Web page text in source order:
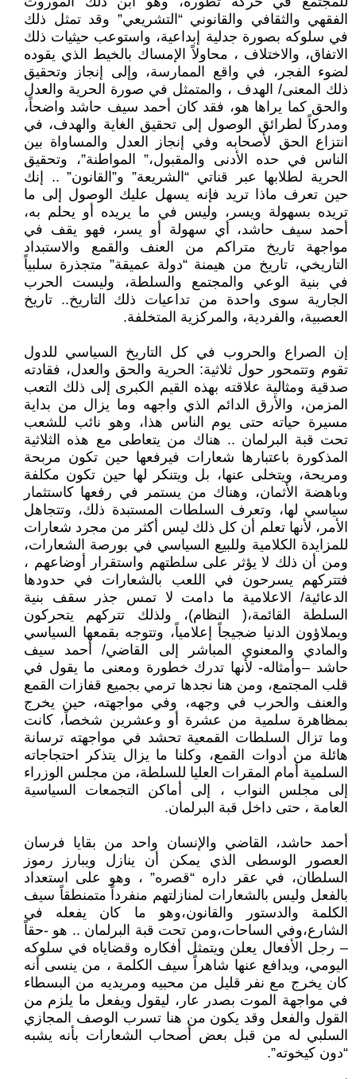
الفقهي والثقافي والقانوني “التشريعي” وقد تمثل ذلك
في سلوكه بصورة جدلية إبداعية، واستوعب حيثيات ذلك
الاتفاق، والاختلاف ، محاولاً الإمساك بالخيط الذي يقوده
لضوء الفجر، في واقع الممارسة، وإلى إنجاز وتحقيق
ذلك المعنى/ الهدف ، والمتمثل في صورة الحرية والعدل
والحق كما يراها هو، فقد كان أحمد سيف حاشد واضحاً،
ومدركاً لطرائق الوصول إلى تحقيق الغاية والهدف، في
انتزاع الحق لأصحابه وفي إنجاز العدل والمساواة بين
الناس في حده الأدنى والمقبول،” المواطنة”، وتحقيق
الحرية لطلابها عبر قناتي “الشريعة” و”القانون” .. إنك
حين تعرف ماذا تريد فإنه يسهل عليك الوصول إلى ما
تريده بسهولة ويسر، وليس في ما يريده أو يحلم به،
أحمد سيف حاشد، أي سهولة أو يسر، فهو يقف في
مواجهة تاريخ متراكم من العنف والقمع والاستبداد
التاريخي، تاريخ من هيمنة “دولة عميقة” متجذرة سلبياً
في بنية الوعي والمجتمع والسلطة، وليست الحرب
الجارية سوى واحدة من تداعيات ذلك التاريخ.. تاريخ
العصبية، والفردية، والمركزية المتخلفة.
إن الصراع والحروب في كل التاريخ السياسي للدول
تقوم وتتمحور حول ثلاثية: الحرية والحق والعدل، فقادته
صدقية ومثالية علاقته بهذه القيم الكبرى إلى ذلك التعب
المزمن، والأرق الدائم الذي واجهه وما يزال من بداية
مسيرة حياته حتى يوم الناس هذا، وهو نائب للشعب
تحت قبة البرلمان .. هناك من يتعاطى مع هذه الثلاثية
المذكورة باعتبارها شعارات فيرفعها حين تكون مربحة
ومريحة، ويتخلى عنها، بل ويتنكر لها حين تكون مكلفة
وباهضة الأثمان، وهناك من يستمر في رفعها كاستثمار
سياسي لها، وتعرف السلطات المستبدة ذلك، وتتجاهل
الأمر، لأنها تعلم أن كل ذلك ليس أكثر من مجرد شعارات
للمزايدة الكلامية وللبيع السياسي في بورصة الشعارات،
ومن أن ذلك لا يؤثر على سلطتهم واستقرار أوضاعهم ،
فتتركهم يسرحون في اللعب بالشعارات في حدودها
الدعائية/ الاعلامية ما دامت لا تمس جذر سقف بنية
السلطة القائمة،( النظام)، ولذلك تتركهم يتحركون
ويملاؤون الدنيا ضجيجاً إعلامياً، وتتوجه بقمعها السياسي
والمادي والمعنوي المباشر إلى القاضي/ أحمد سيف
حاشد –وأمثاله- لأنها تدرك خطورة ومعنى ما يقول في
قلب المجتمع، ومن هنا نجدها ترمي بجميع قفازات القمع
والعنف والحرب في وجهه، وفي مواجهته، حين يخرج
بمظاهرة سلمية من عشرة أو وعشرين شخصاً، كانت
وما تزال السلطات القمعية تحشد في مواجهته ترسانة
هائلة من أدوات القمع، وكلنا ما يزال يتذكر احتجاجاته
السلمية أمام المقرات العليا للسلطة، من مجلس الوزراء
إلى مجلس النواب ، إلى أماكن التجمعات السياسية
العامة ، حتى داخل قبة البرلمان.
أحمد حاشد، القاضي والإنسان واحد من بقايا فرسان
العصور الوسطى الذي يمكن أن ينازل ويبارز رموز
السلطان، في عقر داره “قصره” ، وهو على استعداد
بالفعل وليس بالشعارات لمنازلتهم منفرداً متمنطقاً سيف
الكلمة والدستور والقانون،وهو ما كان يفعله في
الشارع،وفي الساحات،ومن تحت قبة البرلمان .. هو -حقاً
– رجل الأفعال يعلن ويتمثل أفكاره وقضاياه في سلوكه
اليومي، ويدافع عنها شاهراً سيف الكلمة ، من ينسى أنه
كان يخرج مع نفر قليل من محبيه ومريديه من البسطاء
في مواجهة الموت بصدر عار، ليقول ويفعل ما يلزم من
القول والفعل وقد يكون من هنا تسرب الوصف المجازي
السلبي له من قبل بعض أصحاب الشعارات بأنه يشبه
“دون كيخوته”.